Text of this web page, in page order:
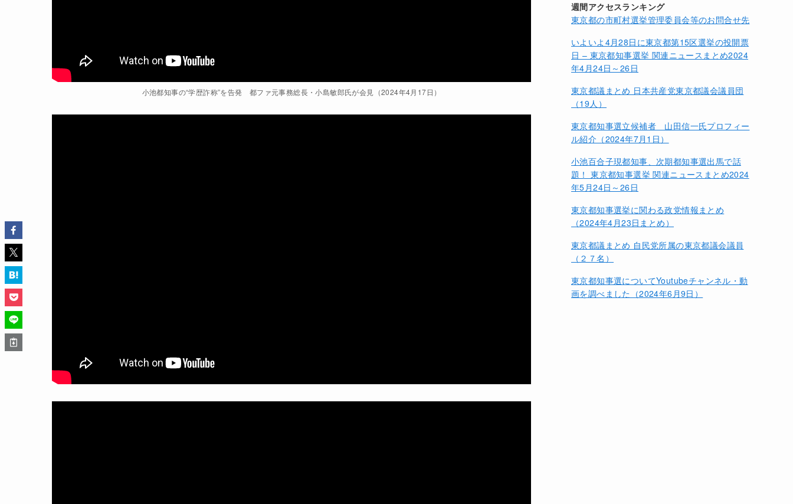
小池都知事の“学歴詐称”を告発 都ファ元事務総長・小島敏郎氏が会見（2024年4月17日）
週間アクセスランキング
東京都の市町村選挙管理委員会等のお問合せ先
いよいよ4月28日に東京都第15区選挙の投開票
日 – 東京都知事選挙 関連ニュースまとめ2024
年4月24日～26日
東京都議まとめ 日本共産党東京都議会議員団
（19人）
東京都知事選立候補者 山田信一氏プロフィー
ル紹介（2024年7月1日）
小池百合子現都知事、次期都知事選出馬で話
題！ 東京都知事選挙 関連ニュースまとめ2024
年5月24日～26日
東京都知事選挙に関わる政党情報まとめ
（2024年4月23日まとめ）
東京都議まとめ 自民党所属の東京都議会議員
（２７名）
東京都知事選についてYoutubeチャンネル・動
画を調べました（2024年6月9日）